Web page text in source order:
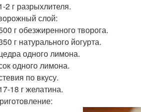
2 г разрыхлителя.
слой:
г обезжиренного творога.
г натурального йогурта.
одного лимона.
одного лимона.
по вкусу.
18 г желатина.